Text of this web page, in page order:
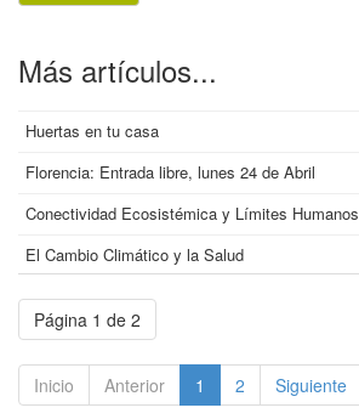
Más artículos...
Huertas en tu casa
Florencia: Entrada libre, lunes 24 de Abril
Conectividad Ecosistémica y Límites Humanos
El Cambio Climático y la Salud
Página 1 de 2
Inicio Anterior 1 2 Siguiente